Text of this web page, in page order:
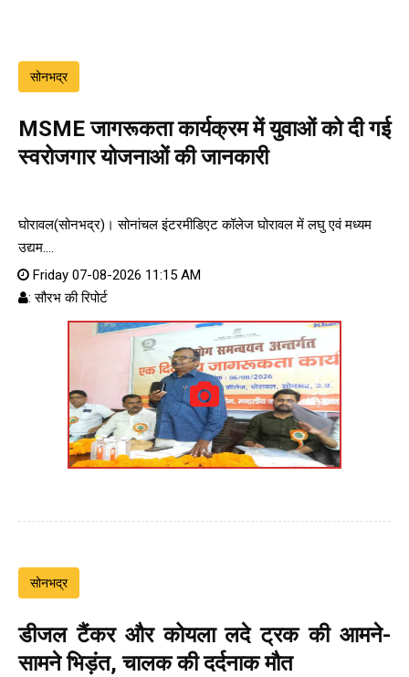
सोनभद्र
MSME जागरूकता कार्यक्रम में युवाओं को दी गई
स्वरोजगार योजनाओं की जानकारी
घोरावल(सोनभद्र)। सोनांचल इंटरमीडिएट कॉलेज घोरावल में लघु एवं मध्यम
उद्यम....
Friday 07-08-2026 11:15 AM
: सौरभ की रिपोर्ट
सोनभद्र
डीजल टैंकर और कोयला लदे ट्रक की आमने-
सामने भिड़ंत, चालक की दर्दनाक मौत